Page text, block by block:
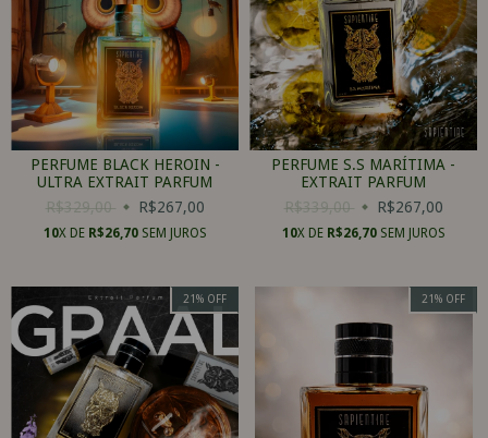
PERFUME BLACK HEROIN -
ULTRA EXTRAIT PARFUM
R$329,00
R$267,00
10X DE R$26,70SEM JUROS
PERFUME S.S MARÍTIMA -
EXTRAIT PARFUM
R$339,00
R$267,00
10X DE R$26,70SEM JUROS
21 % OFF 21 % OFF